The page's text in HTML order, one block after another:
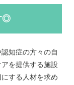
◎
知症の方々の自
を提供する施設
する人材を求め